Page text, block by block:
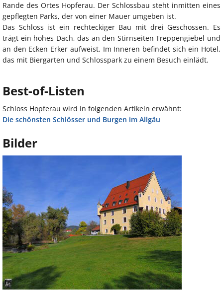
Rande des Ortes Hopferau. Der Schlossbau steht inmitten eines
gepflegten Parks, der von einer Mauer umgeben ist.
Das Schloss ist ein rechteckiger Bau mit drei Geschossen. Es
trägt ein hohes Dach, das an den Stirnseiten Treppengiebel und
an den Ecken Erker aufweist. Im Inneren befindet sich ein Hotel,
das mit Biergarten und Schlosspark zu einem Besuch einlädt.
Best-of-Listen
Schloss Hopferau wird in folgenden Artikeln erwähnt:
Die schönsten Schlösser und Burgen im Allgäu
Bilder